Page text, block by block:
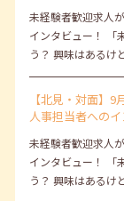
未経験者歓迎求人
インタビュー！ 「
う？ 興味はあるけ
【北見・対面】
人事担当者への
未経験者歓迎求人
インタビュー！ 「
う？ 興味はあるけ